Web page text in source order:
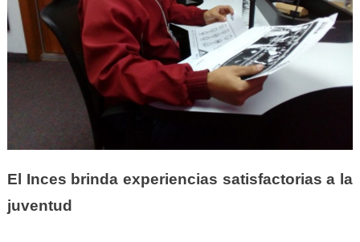
El Inces brinda experiencias satisfactorias a la
juventud